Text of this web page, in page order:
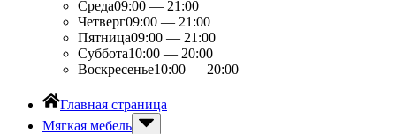
Среда09:00 — 21:00
Четверг09:00 — 21:00
Пятница09:00 — 21:00
Суббота10:00 — 20:00
Воскресенье10:00 — 20:00
Главная страница
Мягкая мебель